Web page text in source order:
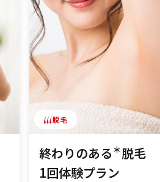
脱毛
終わりのある＊脱毛
1回体験プラン